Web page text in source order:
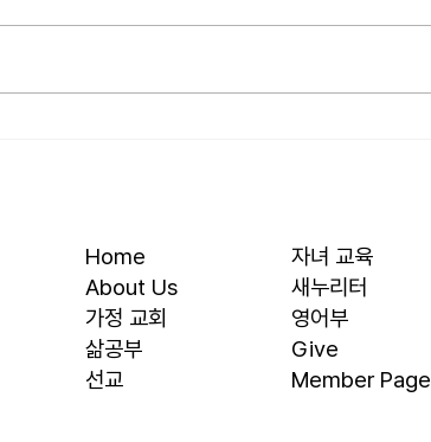
등록 평신도 세미나가 어스틴 늘푸
• 교회 협의회 오늘 오후 3:45분경
에 교회 2층
Home
About Us
​가정 교회
​삶공부
​선교
자녀 교육
새누리터
영어부
Give
Member Page